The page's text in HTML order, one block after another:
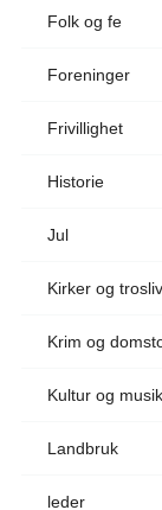
Folk og fe
Foreninger
Frivillighet
Historie
Jul
Kirker og trosliv
Krim og
Kultur og
Landbruk
leder